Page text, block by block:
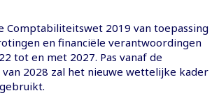
2019 van toepassing
en financiële verantwoordingen
tot en met 2027. Pas vanaf de
van 2028 zal het nieuwe wettelijke kader